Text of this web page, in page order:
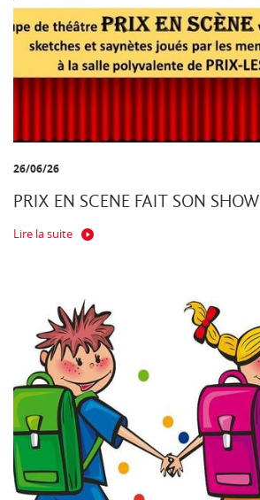
26/06/26
PRIX EN SCENE FAIT SON SHOW
Lire la suite